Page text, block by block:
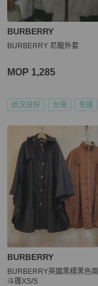
BURBERRY
BURBERRY 尼龍外套
MOP 1,285
狀況良好 台灣 免運
BURBERRY
BURBERRY英國黑標黑色
斗篷XS/S